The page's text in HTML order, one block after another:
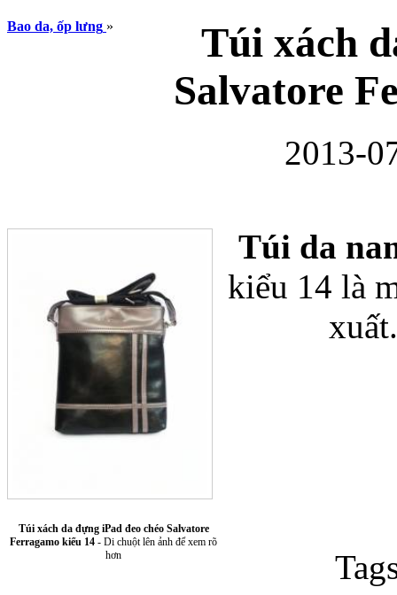
Bao da Samsung
Ốp lưng Samsung
Bao da, ốp lưng »
Túi xách
Salvatore
2013-
Túi xách da đựng iPad đeo chéo Salvatore
Ferragamo kiểu 14 - Di chuột lên ảnh để xem rõ
hơn
Túi da
kiểu 14 là